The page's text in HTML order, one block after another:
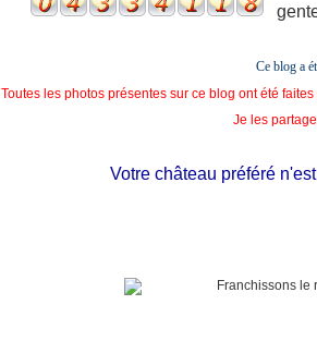
Ce blog a
Toutes les photos présentes sur ce blog ont été
Je les
Votre château préféré n'est